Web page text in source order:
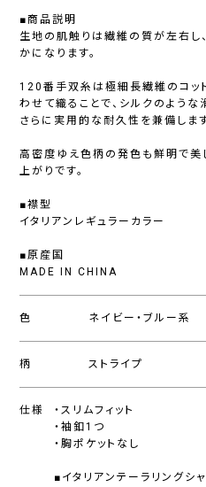
■商品説明
生地の肌触りは繊維の質が左右し
かになります。
120番手双糸は極細長繊維のコッ
わせて織ることで、シルクのような
さらに実用的な耐久性を兼備します
高密度ゆえ色柄の発色も鮮明で美
上がりです。
■襟型
イタリアンレギュラーカラー
■原産国
MADE IN CHINA
色 ネイビー・ブルー系
柄 ストライプ
仕様
・スリムフィット
・袖釦1つ
・胸ポケットなし
■イタリアンテーラリングシ